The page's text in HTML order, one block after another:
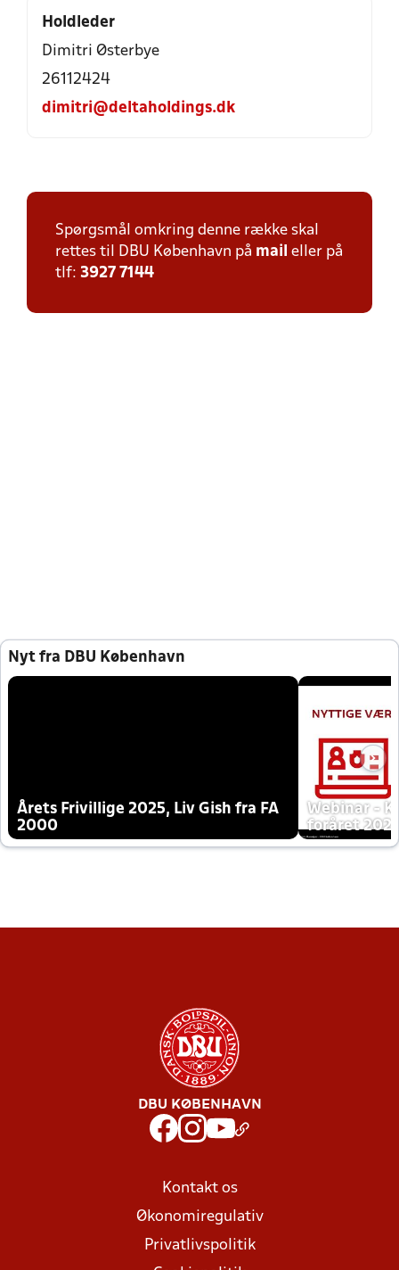
Holdleder
Dimitri Østerbye
26112424
dimitri@deltaholdings.dk
Spørgsmål omkring denne række skal
rettes til DBU København på mail eller på
tlf: 3927 7144
Nyt fra DBU København
Årets Frivillige 2025, Liv Gish fra FA
2000
Webinar -
foråret
DBU KØBENHAVN
Kontakt os
Økonomiregulativ
Privatlivspolitik